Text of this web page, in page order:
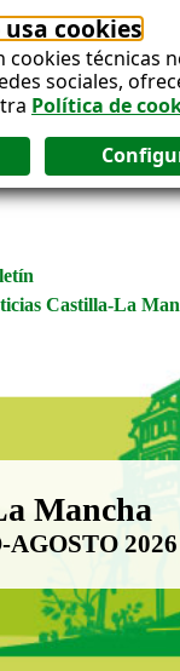
cookies
cookies
sociales,
Política de
Castilla-La
La
Mancha
2026